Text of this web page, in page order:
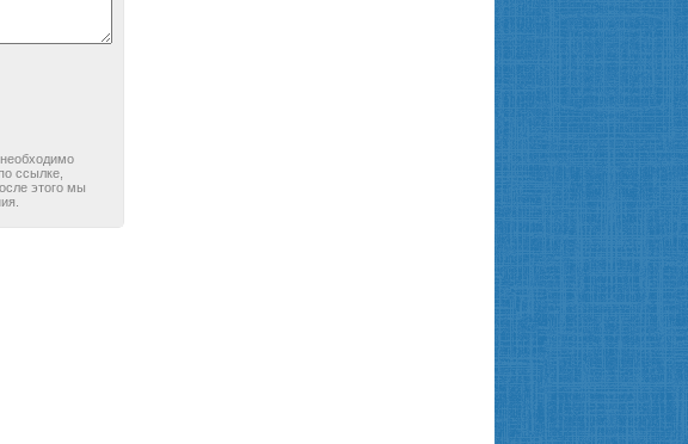
ссылке,
этого мы